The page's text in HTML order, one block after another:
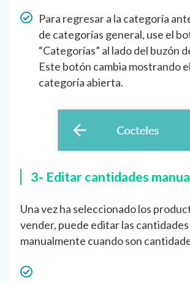
Para regresar a la categoría
de categorías general, use el
“Categorías” al lado del buzón
Este botón cambia mostrando
categoría abierta.
3- Editar cantidades
Una vez ha seleccionado los
vender, puede editar las cantidades
manualmente cuando son